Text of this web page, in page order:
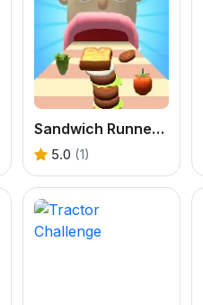
Sandwich Runner 2
5.0 (1)